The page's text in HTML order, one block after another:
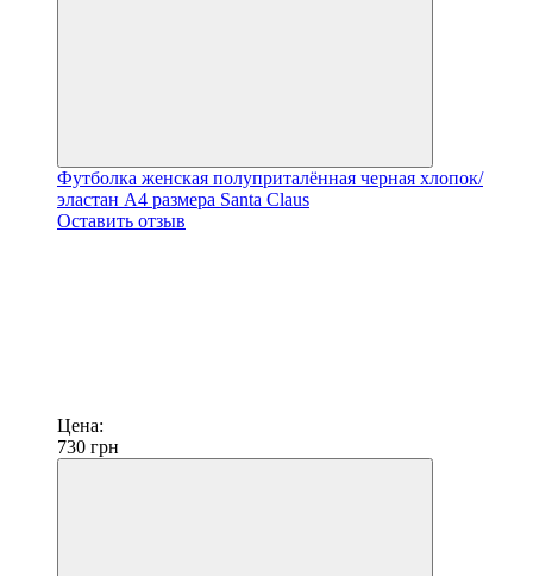
Футболка женская полуприталённая черная хлопок/
эластан А4 размера Santa Claus
Оставить отзыв
Цена:
730 грн